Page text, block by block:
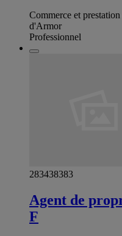
Commerce et
d'Armor
Professionnel
283438383
Agent de
F